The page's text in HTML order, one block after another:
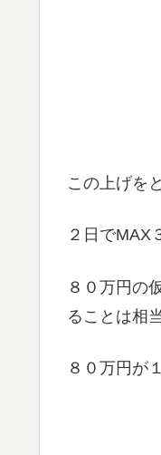
この上げを
２日でMAX
８０万円の
ることは相
８０万円が